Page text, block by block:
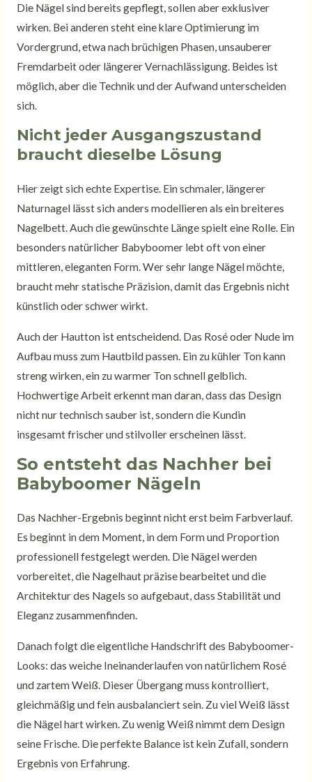
Die Nägel sind bereits gepflegt, sollen aber exklusiver
wirken. Bei anderen steht eine klare Optimierung im
Vordergrund, etwa nach brüchigen Phasen, unsauberer
Fremdarbeit oder längerer Vernachlässigung. Beides ist
möglich, aber die Technik und der Aufwand unterscheiden
sich.
Nicht jeder Ausgangszustand
braucht dieselbe Lösung
Hier zeigt sich echte Expertise. Ein schmaler, längerer
Naturnagel lässt sich anders modellieren als ein breiteres
Nagelbett. Auch die gewünschte Länge spielt eine Rolle. Ein
besonders natürlicher Babyboomer lebt oft von einer
mittleren, eleganten Form. Wer sehr lange Nägel möchte,
braucht mehr statische Präzision, damit das Ergebnis nicht
künstlich oder schwer wirkt.
Auch der Hautton ist entscheidend. Das Rosé oder Nude im
Aufbau muss zum Hautbild passen. Ein zu kühler Ton kann
streng wirken, ein zu warmer Ton schnell gelblich.
Hochwertige Arbeit erkennt man daran, dass das Design
nicht nur technisch sauber ist, sondern die Kundin
insgesamt frischer und stilvoller erscheinen lässt.
So entsteht das Nachher bei
Babyboomer Nägeln
Das Nachher-Ergebnis beginnt nicht erst beim Farbverlauf.
Es beginnt in dem Moment, in dem Form und Proportion
professionell festgelegt werden. Die Nägel werden
vorbereitet, die Nagelhaut präzise bearbeitet und die
Architektur des Nagels so aufgebaut, dass Stabilität und
Eleganz zusammenfinden.
Danach folgt die eigentliche Handschrift des Babyboomer-
Looks: das weiche Ineinanderlaufen von natürlichem Rosé
und zartem Weiß. Dieser Übergang muss kontrolliert,
gleichmäßig und fein ausbalanciert sein. Zu viel Weiß lässt
die Nägel hart wirken. Zu wenig Weiß nimmt dem Design
seine Frische. Die perfekte Balance ist kein Zufall, sondern
Ergebnis von Erfahrung.